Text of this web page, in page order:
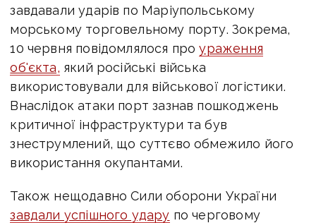
завдавали ударів по Маріупольському
морському торговельному порту. Зокрема,
10 червня повідомлялося проураження
об'єкта, який російські війська
використовували для військової логістики.
Внаслідок атаки порт зазнав пошкоджень
критичної інфраструктури та був
знеструмлений, що суттєво обмежило його
використання окупантами.
Також нещодавноСили оборони України
завдали успішного удару по черговому